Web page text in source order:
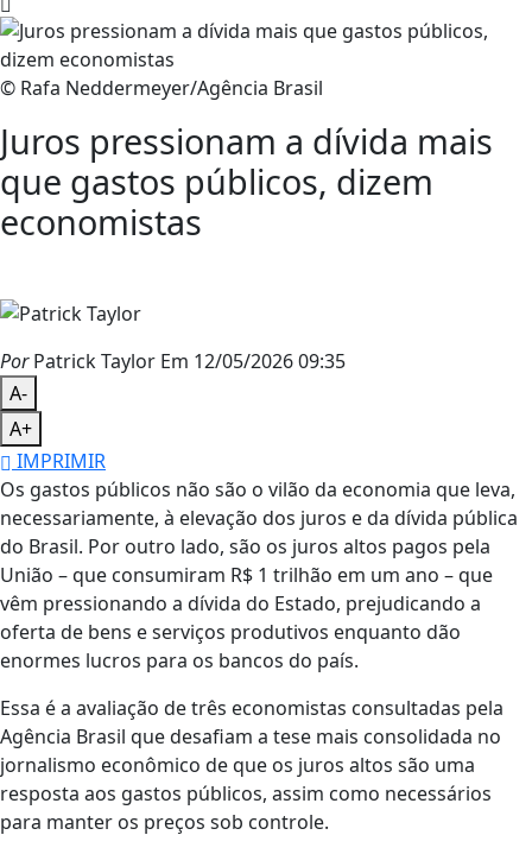
© Rafa Neddermeyer/Agência Brasil
Juros pressionam a dívida mais
que gastos públicos, dizem
economistas
PorPatrick Taylor Em 12/05/2026 09:35
A-
A+
IMPRIMIR
Os gastos públicos não são o vilão da economia que leva,
necessariamente, à elevação dos juros e da dívida pública
do Brasil. Por outro lado, são os juros altos pagos pela
União – que consumiram R$ 1 trilhão em um ano – que
vêm pressionando a dívida do Estado, prejudicando a
oferta de bens e serviços produtivos enquanto dão
enormes lucros para os bancos do país.
Essa é a avaliação de três economistas consultadas pela
Agência Brasil que desafiam a tese mais consolidada no
jornalismo econômico de que os juros altos são uma
resposta aos gastos públicos, assim como necessários
para manter os preços sob controle.